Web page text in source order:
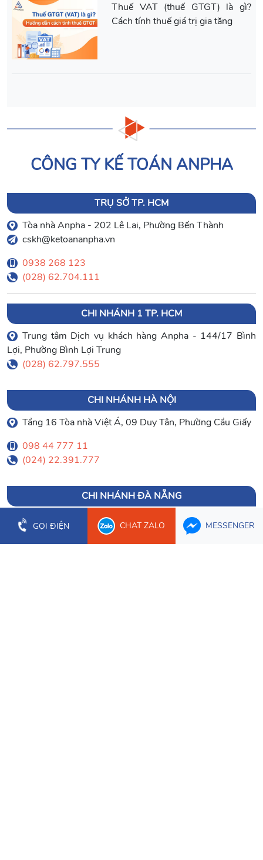
Thuế VAT (thuế GTGT) là gì?
Cách tính thuế giá trị gia tăng
CÔNG TY KẾ TOÁN ANPHA
TRỤ SỞ TP. HCM
Tòa nhà Anpha - 202 Lê Lai, Phường Bến Thành
cskh@ketoananpha.vn
0938 268 123
(028) 62.704.111
CHI NHÁNH 1 TP. HCM
Trung tâm Dịch vụ khách hàng Anpha - 144/17 Bình
Lợi, Phường Bình Lợi Trung
(028) 62.797.555
CHI NHÁNH HÀ NỘI
Tầng 16 Tòa nhà Việt Á, 09 Duy Tân, Phường Cầu Giấy
098 44 777 11
(024) 22.391.777
CHI NHÁNH ĐÀ NẴNG
Tầng 3 Tòa nhà PVcomBank, Số 2 Đường 30/4, Phường
Hòa Cường
GỌI ĐIỆN CHAT ZALO MESSENGER